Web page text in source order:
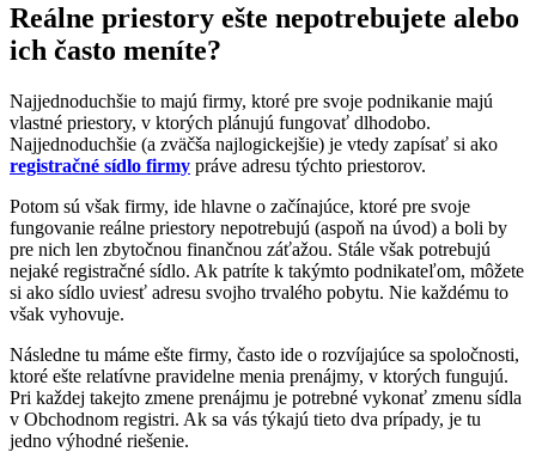
Reálne priestory ešte nepotrebujete alebo
ich často meníte?
Najjednoduchšie to majú firmy, ktoré pre svoje podnikanie majú
vlastné priestory, v ktorých plánujú fungovať dlhodobo.
Najjednoduchšie (a zväčša najlogickejšie) je vtedy zapísať si ako
registračné sídlo firmy práve adresu týchto priestorov.
Potom sú však firmy, ide hlavne o začínajúce, ktoré pre svoje
fungovanie reálne priestory nepotrebujú (aspoň na úvod) a boli by
pre nich len zbytočnou finančnou záťažou. Stále však potrebujú
nejaké registračné sídlo. Ak patríte k takýmto podnikateľom, môžete
si ako sídlo uviesť adresu svojho trvalého pobytu. Nie každému to
však vyhovuje.
Následne tu máme ešte firmy, často ide o rozvíjajúce sa spoločnosti,
ktoré ešte relatívne pravidelne menia prenájmy, v ktorých fungujú.
Pri každej takejto zmene prenájmu je potrebné vykonať zmenu sídla
v Obchodnom registri. Ak sa vás týkajú tieto dva prípady, je tu
jedno výhodné riešenie.